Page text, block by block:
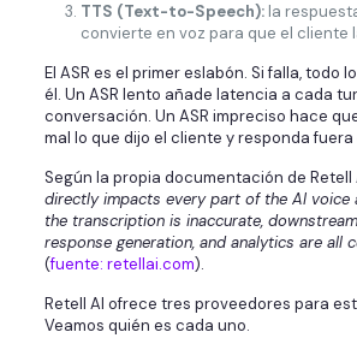
TTS (Text-to-Speech):la
convierte en voz para que el cliente
El ASR es el primer eslabón. Si falla, todo
él. Un ASR lento añade latencia a cada
conversación. Un ASR impreciso hace
mal lo que dijo el cliente y responda
Según la propia documentación de Retell
directly impacts every part of the AI voice
the transcription is inaccurate,
response generation, and analytics are all
(fuente: retellai.com).
Retell AI ofrece tres proveedores para
Veamos quién es cada uno.